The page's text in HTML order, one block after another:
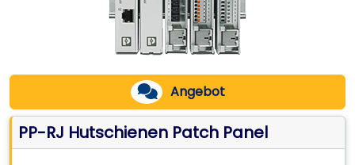
Angebot
PP-RJ Hutschienen Patch Panel